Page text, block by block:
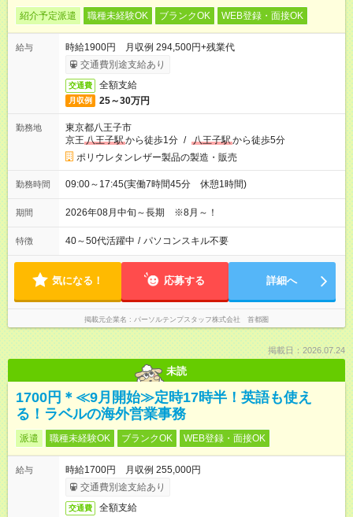
紹介予定派遣 職種未経験OK ブランクOK WEB登録・面接OK
給与
時給1900円 月収例 294,500円+残業代
交通費別途支給あり
交通費 全額支給
月収例 25～30万円
勤務地
東京都八王子市
京王 八王子駅から徒歩1分 / 八王子駅から徒歩5分
ポリウレタンレザー製品の製造・販売
勤務時間 09:00～17:45(実働7時間45分 休憩1時間)
期間 2026年08月中旬～長期 ※8月～！
特徴 40～50代活躍中 / パソコンスキル不要
気になる！ 応募する 詳細へ
掲載元企業名 パーソルテンプスタッフ株式会社 首都圏
掲載日：2026.07.24
未読
1700円＊≪9月開始≫定時17時半！英語も使え
る！ラベルの海外営業事務
派遣 職種未経験OK ブランクOK WEB登録・面接OK
給与
時給1700円 月収例 255,000円
交通費別途支給あり
交通費 全額支給